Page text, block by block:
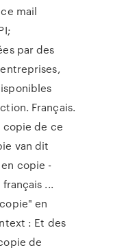
mail
par des
Français.
copie de ce
van dit
copie -
...
en
: Et des
de